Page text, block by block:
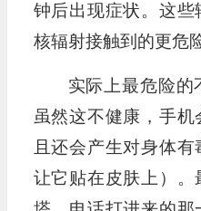
钟后出现症状。这
核辐射接触到的更危
实际上最危险的
虽然这不健康，手
且还会产生对身体
让它贴在皮肤上）